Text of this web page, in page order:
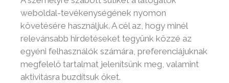
weboldal-tevékenységének nyomon
követésére használjuk. A cél az, hogy minél
relevánsabb hirdetéseket tegyünk közzé az
egyéni felhasználók számára, preferenciájuknak
megfelelő tartalmat jelenítsünk meg, valamint
aktivitásra buzdítsuk őket.